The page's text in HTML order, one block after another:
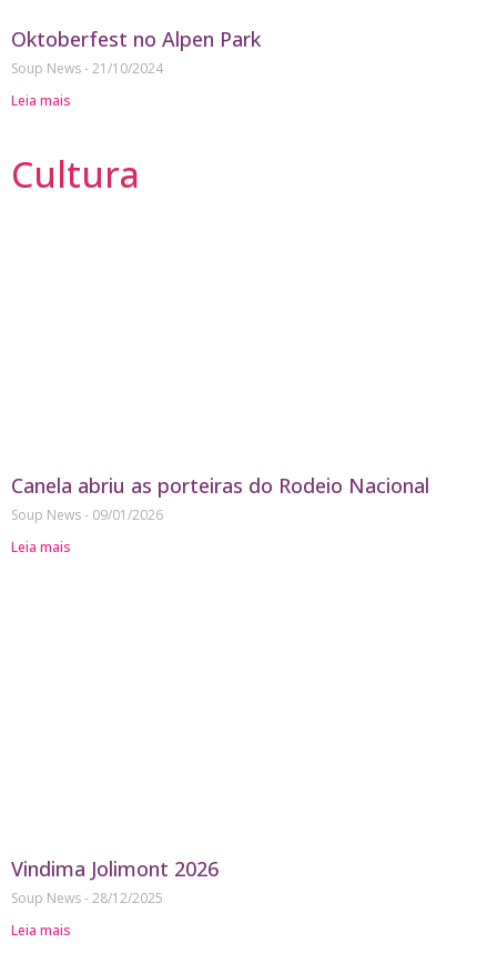
Oktoberfest no Alpen Park
Soup News 21/10/2024
Leia mais
Cultura
Canela abriu as porteiras do Rodeio Nacional
Soup News
09/01/2026
Leia mais
Vindima Jolimont 2026
Soup News 28/12/2025
Leia mais